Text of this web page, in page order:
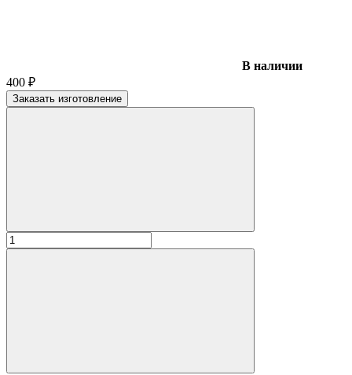
В наличии
400 ₽
Заказать изготовление